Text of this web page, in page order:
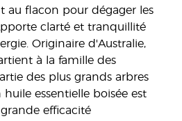
au flacon pour dégager les
clarté et tranquillité
Originaire d'Australie,
à la famille des
des plus grands arbres
essentielle boisée est
efficacité